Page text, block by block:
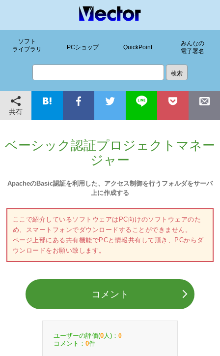
ソフト
ライブラリ
PCショップ QuickPoint
みんなの
電子署名
共有
ベーシック認証プロジェクトマネー
ジャー
ApacheのBasic認証を利用した、アクセス制御を行うフォルダをサーバ
上に作成する
ここで紹介しているソフトウェアはPC向けのソフトウェアのた
め、スマートフォンでダウンロードすることができません。
ページ上部にある共有機能でPCと情報共有して頂き、PCからダ
ウンロードをお願い致します。
コメント
ユーザーの評価(0 人)： 0
コメント： 0件